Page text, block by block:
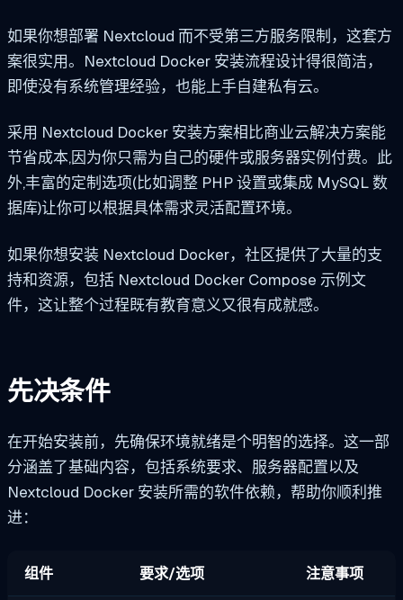
如果你想部署 Nextcloud 而不受第三方服务限制，这套方
案很实用。Nextcloud Docker 安装流程设计得很简洁，
即使没有系统管理经验，也能上手自建私有云。
采用 Nextcloud Docker 安装方案相比商业云解决方案能
节省成本,因为你只需为自己的硬件或服务器实例付费。此
外,丰富的定制选项(比如调整 PHP 设置或集成 MySQL 数
据库)让你可以根据具体需求灵活配置环境。
如果你想安装 Nextcloud Docker，社区提供了大量的支
持和资源，包括 Nextcloud Docker Compose 示例文
件，这让整个过程既有教育意义又很有成就感。
先决条件
在开始安装前，先确保环境就绪是个明智的选择。这一部
分涵盖了基础内容，包括系统要求、服务器配置以及
Nextcloud Docker 安装所需的软件依赖，帮助你顺利推
进：
组件 要求/选项 注意事项